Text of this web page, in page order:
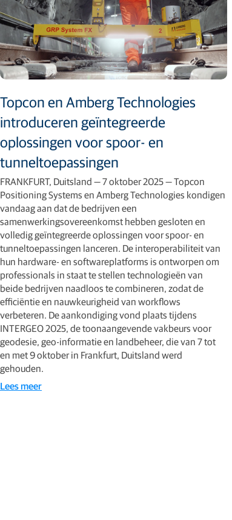
Topcon en Amberg Technologies
introduceren geïntegreerde
oplossingen voor spoor- en
tunneltoepassingen
FRANKFURT, Duitsland — 7 oktober 2025 — Topcon
Positioning Systems en Amberg Technologies kondigen
vandaag aan dat de bedrijven een
samenwerkingsovereenkomst hebben gesloten en
volledig geïntegreerde oplossingen voor spoor- en
tunneltoepassingen lanceren. De interoperabiliteit van
hun hardware- en softwareplatforms is ontworpen om
professionals in staat te stellen technologieën van
beide bedrijven naadloos te combineren, zodat de
efficiëntie en nauwkeurigheid van workflows
verbeteren. De aankondiging vond plaats tijdens
INTERGEO 2025, de toonaangevende vakbeurs voor
geodesie, geo-informatie en landbeheer, die van 7 tot
en met 9 oktober in Frankfurt, Duitsland werd
gehouden.
Lees meer